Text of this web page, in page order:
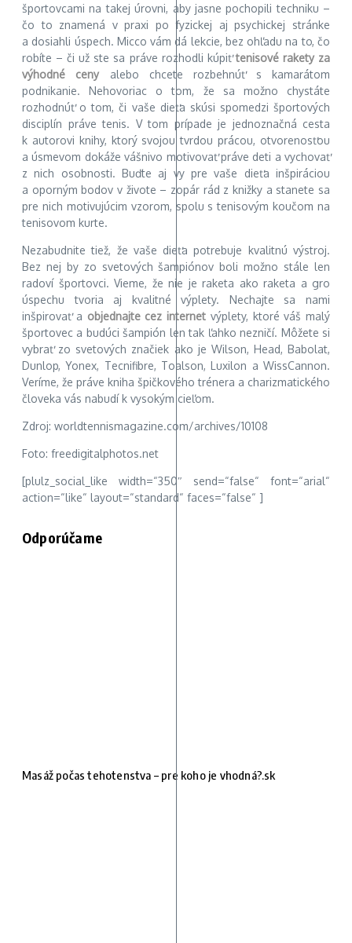
športovcami na takej úrovni, aby jasne pochopili techniku –
čo to znamená v praxi po fyzickej aj psychickej stránke
a dosiahli úspech. Micco vám dá lekcie, bez ohľadu na to, čo
robíte – či už ste sa práve rozhodli kúpiťtenisové rakety za
výhodné ceny alebo chcete rozbehnúť s kamarátom
podnikanie. Nehovoriac o tom, že sa možno chystáte
rozhodnúť o tom, či vaše dieťa skúsi spomedzi športových
disciplín práve tenis. V tom prípade je jednoznačná cesta
k autorovi knihy, ktorý svojou tvrdou prácou, otvorenosťou
a úsmevom dokáže vášnivo motivovať práve deti a vychovať
z nich osobnosti. Buďte aj vy pre vaše dieťa inšpiráciou
a oporným bodov v živote – zopár rád z knižky a stanete sa
pre nich motivujúcim vzorom, spolu s tenisovým koučom na
tenisovom kurte.
Nezabudnite tiež, že vaše dieťa potrebuje kvalitnú výstroj.
Bez nej by zo svetových šampiónov boli možno stále len
radoví športovci. Vieme, že nie je raketa ako raketa a gro
úspechu tvoria aj kvalitné výplety. Nechajte sa nami
inšpirovať a objednajte cez internet výplety, ktoré váš malý
športovec a budúci šampión len tak ľahko nezničí. Môžete si
vybrať zo svetových značiek ako je Wilson, Head, Babolat,
Dunlop, Yonex, Tecnifibre, Toalson, Luxilon a WissCannon.
Veríme, že práve kniha špičkového trénera a charizmatického
človeka vás nabudí k vysokým cieľom.
Zdroj: worldtennismagazine.com/archives/10108
Foto: freedigitalphotos.net
[plulz_social_like width=“350″ send=“false“ font=“arial“
action=“like“ layout=“standard“ faces=“false“ ]
Odporúčame
Masáž počas tehotenstva – pre koho je vhodná?.sk